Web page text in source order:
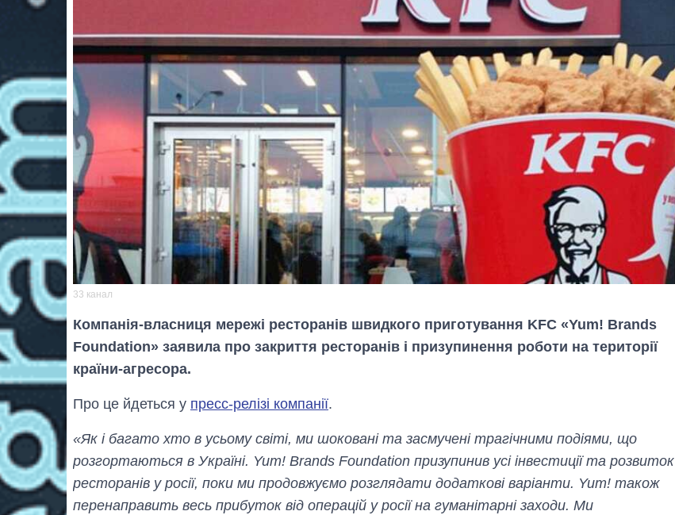
33 канал
Компанія-власниця мережі ресторанів швидкого приготування KFC «Yum! Brands
Foundation» заявила про закриття ресторанів і призупинення роботи на території
країни-агресора.
Про це йдеться у пресс-релізі компанії.
«Як і багато хто в усьому світі, ми шоковані та засмучені трагічними подіями, що
розгортаються в Україні. Yum! Brands Foundation призупинив усі інвестиції та розвиток
ресторанів у росії, поки ми продовжуємо розглядати додаткові варіанти. Yum! також
перенаправить весь прибуток від операцій у росії на гуманітарні заходи. Ми